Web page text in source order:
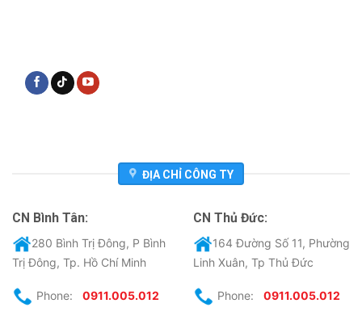
ĐỊA CHỈ CÔNG TY
CN Bình Tân:
280 Bình Trị Đông, P Bình
Trị Đông, Tp. Hồ Chí Minh
Phone: 0911.005.012
CN Thủ Đức:
164 Đường Số 11, Phường
Linh Xuân, Tp Thủ Đức
Phone: 0911.005.012